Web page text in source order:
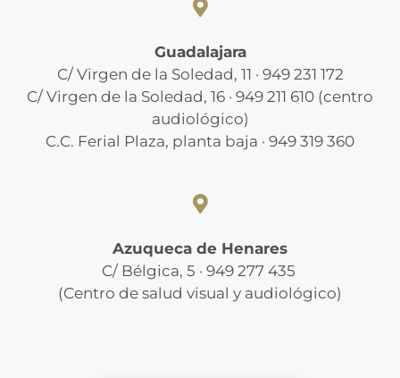
Guadalajara
C/ Virgen de la Soledad, 11 · 949 231 172
C/ Virgen de la Soledad, 16 · 949 211 610 (centro
audiológico)
C.C. Ferial Plaza, planta baja · 949 319 360
Azuqueca de Henares
C/ Bélgica, 5 · 949 277 435
(Centro de salud visual y audiológico)